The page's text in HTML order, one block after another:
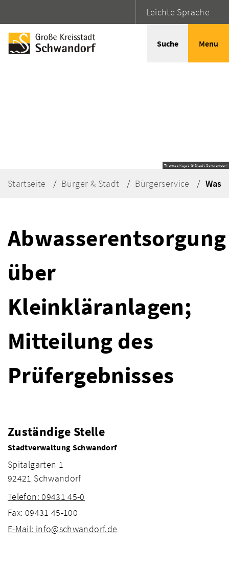
Leichte Sprache
Suche Menu
Thomas Kujat © Stadt Schwandorf
Startseite Bürger & Stadt Bürgerservice Was
Abwasserentsorgung
über
Kleinkläranlagen;
Mitteilung des
Prüfergebnisses
Zuständige Stelle
Stadtverwaltung Schwandorf
Spitalgarten 1
92421 Schwandorf
Telefon: 09431 45-0
Fax: 09431 45-100
E-Mail: info@schwandorf.de